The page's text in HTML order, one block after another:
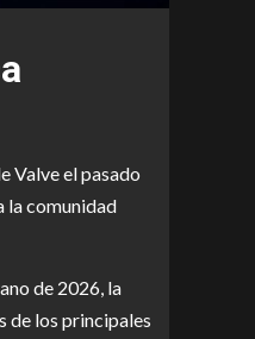
Valve el pasado
la comunidad
de 2026, la
de los principales